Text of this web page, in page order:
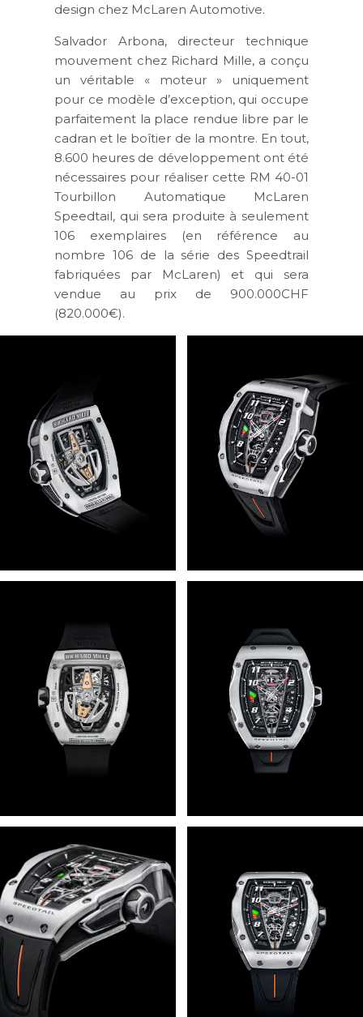
design chez McLaren Automotive.
Salvador Arbona, directeur technique
mouvement chez Richard Mille, a conçu
un véritable « moteur » uniquement
pour ce modèle d’exception, qui occupe
parfaitement la place rendue libre par le
cadran et le boîtier de la montre. En tout,
8.600 heures de développement ont été
nécessaires pour réaliser cette RM 40-01
Tourbillon Automatique McLaren
Speedtail, qui sera produite à seulement
106 exemplaires (en référence au
nombre 106 de la série des Speedtrail
fabriquées par McLaren) et qui sera
vendue au prix de 900.000CHF
(820.000€).